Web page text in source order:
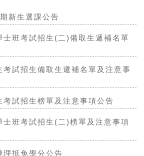
新生選課公告
士班考試招生(二)備取生遞補名單
考試招生備取生遞補名單及注意事
考試招生榜單及注意事項公告
士班考試招生(二)榜單及注意事項
理抵免學分公告